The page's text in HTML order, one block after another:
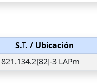
S.T. / Ubicación
821.134.2[82]-3 LAPm